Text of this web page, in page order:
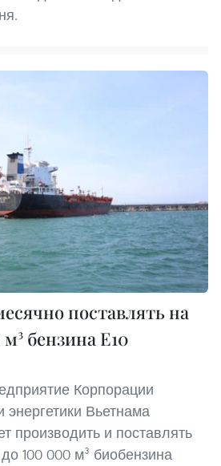
поставлять на
бензина E10
Корпорации
Вьетнама
производить и поставлять
100 000 м³ биобензина